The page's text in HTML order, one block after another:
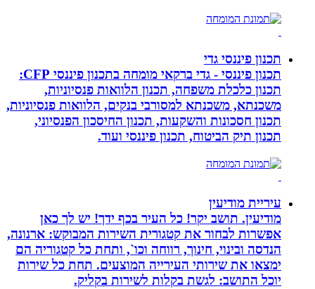
תכנון פיננסי גדי
תכנון פיננסי - גדי ברקאי מומחה בתכנון פיננסי CFP:
תכנון כלכלת משפחה, תכנון הלוואות פנסיוניות,
משכנתא, משכנתא למסורבי בנקים, הלוואות פנסיוניות,
תכנון חסכונות והשקעות, תכנון החיסכון הפנסיוני,
תכנון תיק הביטוח, תכנון פיננסי ועוד.
עיריית מודיעין
מודיעין. תושב יקר! כל העיר בכף ידך! יש לך כאן
אפשרות לבחור את קטגורית השירות המבוקש: ארנונה,
הנדסה ובינוי, חינוך, רווחה וכו`, ותחת כל קטגוריה הם
ימצאו את שירותי העירייה המוצעים. תחת כל שירות
יוכל התושב: לגשת בקלות לשירות בקליק.